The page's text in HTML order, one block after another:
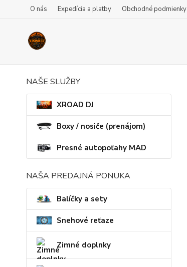
O nás Expedícia a platby Obchodné podmienky
NAŠE SLUŽBY
XROAD DJ
Boxy / nosiče (prenájom)
Presné autopoťahy MAD
NAŠA PREDAJNÁ PONUKA
Balíčky a sety
Snehové reťaze
Zimné doplnky